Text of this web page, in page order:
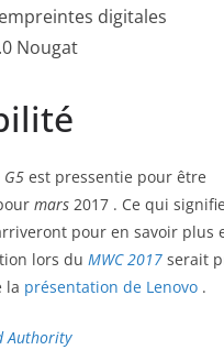
digitales
Nougat
est pressentie pour être
mars 2017 . Ce qui
pour en savoir plus
lors du MWC 2017 serait
la présentation de Lenovo .
Authority